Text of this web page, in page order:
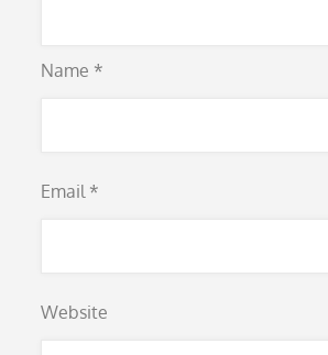
Name *
Email *
Website